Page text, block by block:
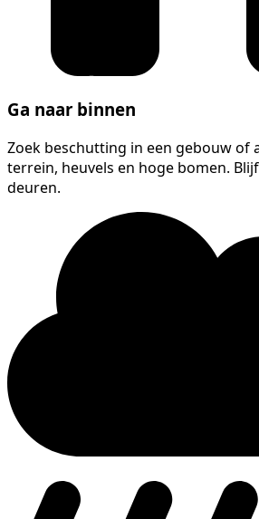
Ga naar binnen
Zoek beschutting in een gebouw of
terrein, heuvels en hoge bomen.
deuren.